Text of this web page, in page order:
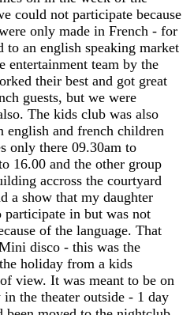
could not participate because
only made in French - for
to an english speaking market
entertainment team by the
their best and got great
guests, but we were
The kids club was also
english and french children
only there 09.30am to
16.00 and the other group
accross the courtyard
a show that my daughter
in but was not
of the language. That
disco - this was the
holiday from a kids
view. It was meant to be on
the theater outside - 1 day